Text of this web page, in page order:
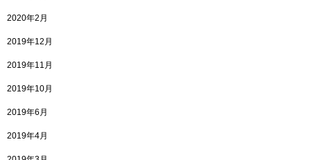
2020年2月
2019年12月
2019年11月
2019年10月
2019年6月
2019年4月